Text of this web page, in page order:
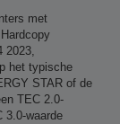
met
2023,
het typische
STAR of de
TEC 2.0-
3.0-waarde